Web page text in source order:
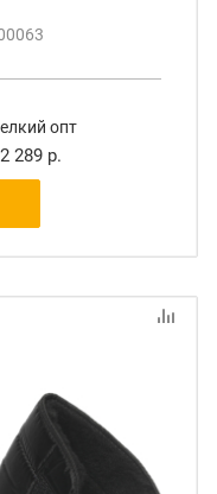
опт
2 289 р.